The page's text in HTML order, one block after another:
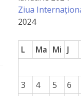
Ziua
2024
L Ma Mi J
3
4 5 6